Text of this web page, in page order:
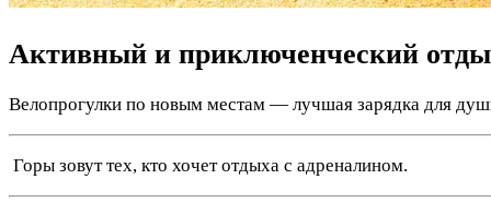
Активный и приключенческий
Велопрогулки по новым местам — лучшая зарядка для
️ Горы зовут тех, кто хочет отдыха с адреналином.